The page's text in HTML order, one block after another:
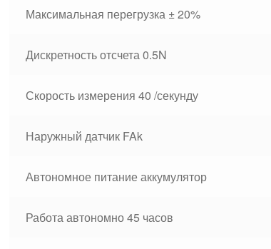
Максимальная перегрузка ± 20%
Дискретность отсчета 0.5N
Скорость измерения 40 /секунду
Наружный датчик FAk
Автономное питание аккумулятор
Работа автономно 45 часов